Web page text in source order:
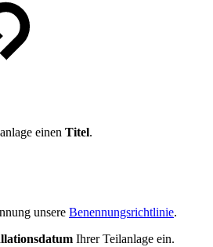
einen Titel.
unsere Benennungsrichtlinie.
Ihrer Teilanlage ein.